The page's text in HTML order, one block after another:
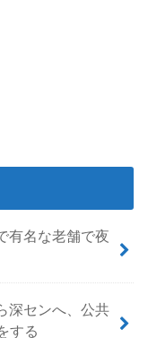
有名な老舗で夜
深センへ、公共
する